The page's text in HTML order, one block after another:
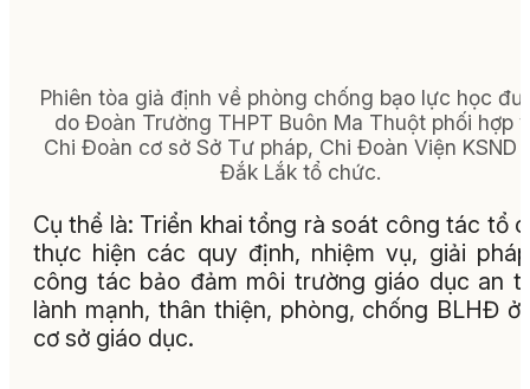
Phiên tòa giả định về phòng chống bạo lực học
do Đoàn Trường THPT Buôn Ma Thuột phối hợp
Chi Đoàn cơ sở Sở Tư pháp, Chi Đoàn Viện KSND
Đắk Lắk tổ chức.
Cụ thể là: Triển khai tổng rà soát công tác tổ
thực hiện các quy định, nhiệm vụ, giải
công tác bảo đảm môi trường giáo dục an
lành mạnh, thân thiện, phòng, chống BLHĐ ở
cơ sở giáo dục.